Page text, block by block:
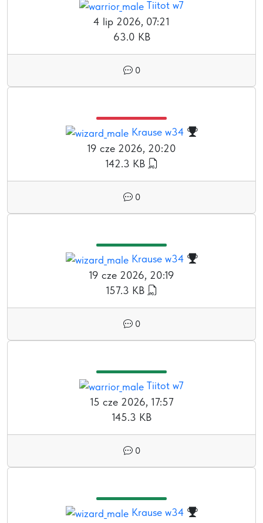
Tiitot w7
4 lip 2026, 07:21
63.0 KB
0
Krause w34
19 cze 2026, 20:20
142.3 KB
0
Krause w34
19 cze 2026, 20:19
157.3 KB
0
Tiitot w7
15 cze 2026, 17:57
145.3 KB
0
Krause w34